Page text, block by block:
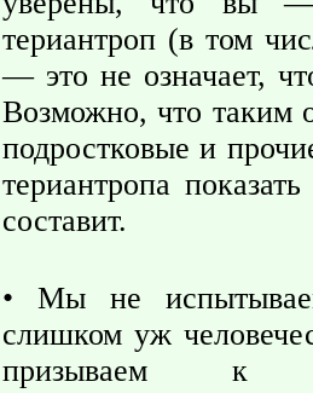
териантроп (в том
— это не означает,
Возможно, что таким
подростковые и
териантропа
составит.
• Мы не
слишком уж
призываем к